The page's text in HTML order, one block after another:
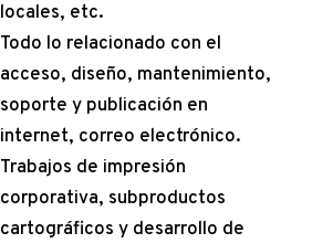
locales, etc.
Todo lo relacionado con el
acceso, diseño, mantenimiento,
soporte y publicación en
internet, correo electrónico.
Trabajos de impresión
corporativa, subproductos
cartográficos y desarrollo de